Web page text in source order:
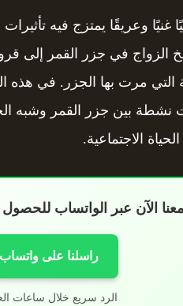
غنيًا وعريقًا يمتزج فيه
الزواج في جزر القمر إلى
التي مرت بها الجزر. في هذه
نشطة بين جزر القمر وشبه
الاجتماعية.
الآن عبر الواتساب
راسلنا على واتساب
الرد سريع خلال ساعات